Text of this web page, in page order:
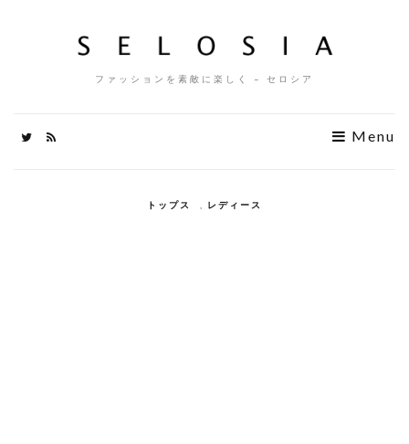
ファッションを素敵に楽しく – セロシア
Menu
トップス レディース